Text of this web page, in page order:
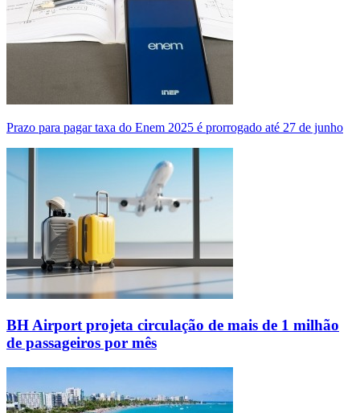
Prazo para pagar taxa do Enem 2025 é prorrogado até 27 de junho
BH Airport projeta circulação de mais de 1 milhão
de passageiros por mês